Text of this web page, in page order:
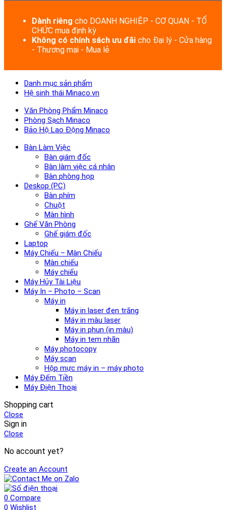
Dành riêng cho DOANH NGHIỆP - CƠ QUAN - TỔ
CHỨC mua định kỳ
Không có chính sách ưu đãi cho Đại lý - Cửa hàng
- Thương mại - Mua lẻ
Danh mục sản phẩm
Hệ sinh thái Minaco.vn
Văn Phòng Phẩm Minaco
Phòng Sạch Minaco
Bảo Hộ Lao Động Minaco
Bàn Làm Việc
Bàn giám đốc
Bàn làm việc cá nhân
Bàn phòng họp
Deskop (PC)
Bàn phím
Chuột
Màn hình
Ghế Văn Phòng
Ghế giám đốc
Laptop
Máy Chiếu – Màn Chiếu
Màn chiếu
Máy chiếu
Máy Hủy Tài Liệu
Máy In – Photo – Scan
Máy in
Máy in laser đen trắng
Máy in màu laser
Máy in phun (in màu)
Máy in tem nhãn
Máy photocopy
Máy scan
Hộp mực máy in – máy photo
Máy Đếm Tiền
Máy Điện Thoại
Shopping cart
Close
Sign in
Close
No account yet?
Create an Account
0 Compare
0 Wishlist